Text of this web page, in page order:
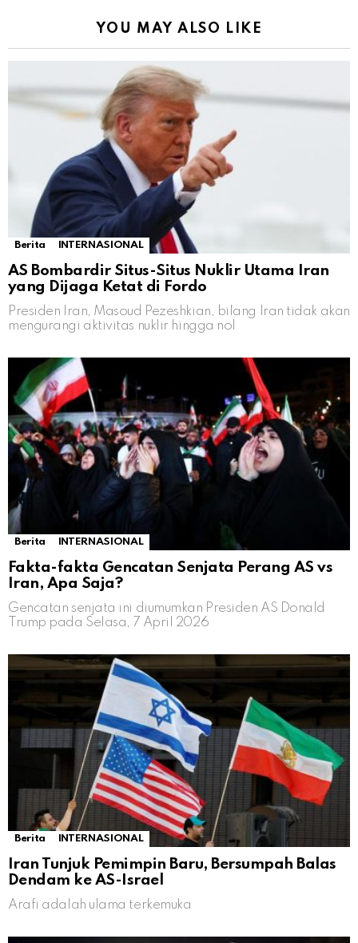
YOU MAY ALSO LIKE
Berita INTERNASIONAL
AS Bombardir Situs-Situs Nuklir Utama Iran
yang Dijaga Ketat di Fordo
Presiden Iran, Masoud Pezeshkian, bilang Iran tidak akan
mengurangi aktivitas nuklir hingga nol
Berita INTERNASIONAL
Fakta-fakta Gencatan Senjata Perang AS vs
Iran, Apa Saja?
Gencatan senjata ini diumumkan Presiden AS Donald
Trump pada Selasa, 7 April 2026
Berita INTERNASIONAL
Iran Tunjuk Pemimpin Baru, Bersumpah Balas
Dendam ke AS-Israel
Arafi adalah ulama terkemuka